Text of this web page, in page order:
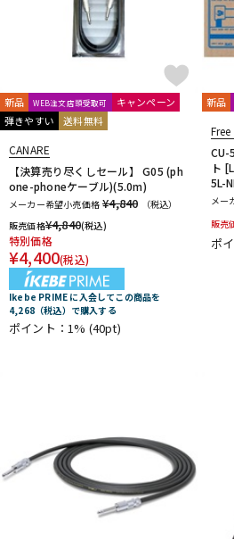
SILENT PICK
SIT
Solid Bond
SOLID CABLES
Souldier Strap
Spanish Moon
STEINBERGER
Suhr Guitars
Sunhayato SUNRISE
Switch Custom Guitars
TAKAMINE
Thalia
Thomastik-Infeld
ThroBak
TODA GUITARS
TOKAI Tom
Toneism Pickups
TonePros
TRUE DYNA
trumpet station
TV Jones
V-Z
Van Damme Vega-Trem
VIBRAMATE
Vigier
WALRUS AUDIO
カエルカフェ
キョーリツ
シン
スーパーキッズ
ねこだまり工房
フォンテック
ヤマハミュージックEHD
ヤマハミュージックトレーディング
新品 WEB注文店頭受取可
キャンペーン
弾きやすい
送料無料
CANARE
【決算売り尽くしセール】 G05 (ph
one-phoneケーブル)(5.0m)
メーカー希望小売価格 ¥4,840
（税込）
販売価格¥4,840(税込)
特別価格
¥4,400(税込)
Ikebe PRIME に入会してこの商品を
4,268（税込）で購入する
ポイント：1% (40pt)
新品
CU-
ト
5L-
メー
販売
ポ